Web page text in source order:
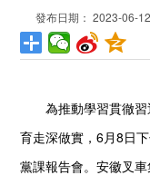
發布日期： 2023-06-
為推動學習貫徹習
育走深做實，6月8日
黨課報告會。安徽叉